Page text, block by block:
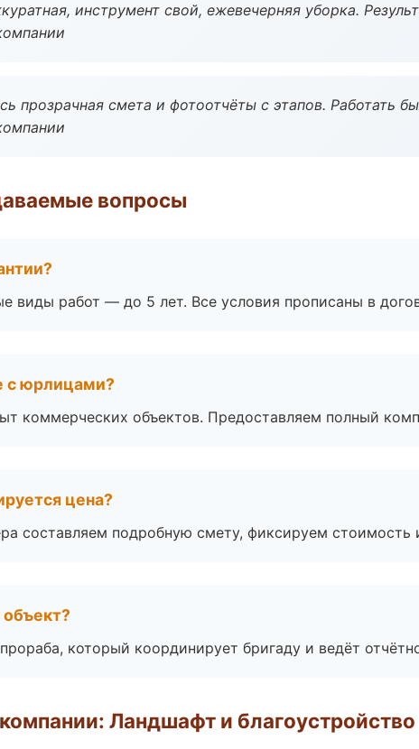
инструмент свой, ежевечерняя уборка.
прозрачная смета и фотоотчёты с этапов. Работать
вопросы
виды работ — до 5 лет. Все условия прописаны в
с юрлицами?
коммерческих объектов. Предоставляем полный
цена?
составляем подробную смету, фиксируем стоимость
который координирует бригаду и ведёт
Ландшафт и благоустройство